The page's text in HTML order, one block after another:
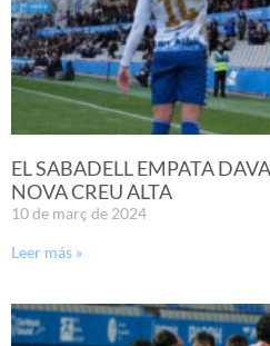
EL SABADELL EMPATA
NOVA CREU ALTA
10 de març de 2024
Leer más »